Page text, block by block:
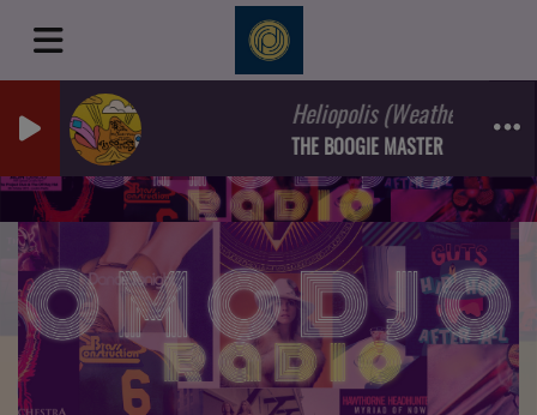
Heliopolis (Weather
THE BOOGIE MASTER